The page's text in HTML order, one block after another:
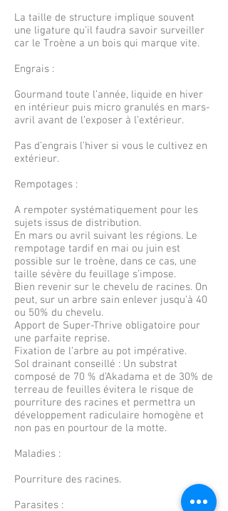
La taille de structure implique souvent
une ligature qu’il faudra savoir surveiller
car le Troène a un bois qui marque vite.
Engrais :
Gourmand toute l’année, liquide en hiver
en intérieur puis micro granulés en mars-
avril avant de l’exposer à l’extérieur.
Pas d’engrais l’hiver si vous le cultivez en
extérieur.
Rempotages :
A rempoter systématiquement pour les
sujets issus de distribution.
En mars ou avril suivant les régions. Le
rempotage tardif en mai ou juin est
possible sur le troène, dans ce cas, une
taille sévère du feuillage s’impose.
Bien revenir sur le chevelu de racines. On
peut, sur un arbre sain enlever jusqu’à 40
ou 50% du chevelu.
Apport de Super-Thrive obligatoire pour
une parfaite reprise.
Fixation de l’arbre au pot impérative.
Sol drainant conseillé : Un substrat
composé de 70 % d’Akadama et de 30% de
terreau de feuilles évitera le risque de
pourriture des racines et permettra un
développement radiculaire homogène et
non pas en pourtour de la motte.
Maladies :
Pourriture des racines.
Parasites :